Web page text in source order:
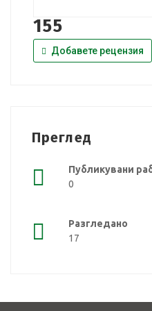
155
Добавете рецензия
Преглед
Публикувани
0
Разгледано
17